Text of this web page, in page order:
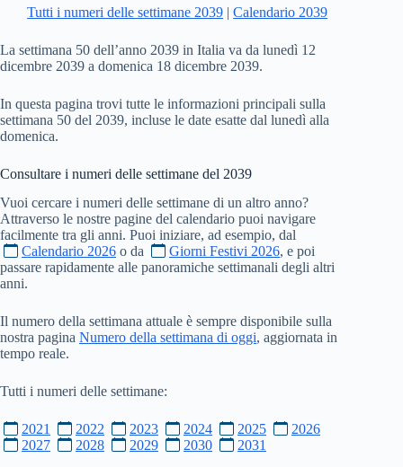
Tutti i numeri delle settimane 2039 |Calendario 2039
La settimana 50 dell’anno 2039 in Italia va da lunedì 12
dicembre 2039 a domenica 18 dicembre 2039.
In questa pagina trovi tutte le informazioni principali sulla
settimana 50 del 2039, incluse le date esatte dal lunedì alla
domenica.
Consultare i numeri delle settimane del 2039
Vuoi cercare i numeri delle settimane di un altro anno?
Attraverso le nostre pagine del calendario puoi navigare
facilmente tra gli anni. Puoi iniziare, ad esempio, dal
Calendario 2026 o da Giorni Festivi 2026, e poi
passare rapidamente alle panoramiche settimanali degli altri
anni.
Il numero della settimana attuale è sempre disponibile sulla
nostra pagina Numero della settimana di oggi, aggiornata in
tempo reale.
Tutti i numeri delle settimane:
2021 2022 2023 2024 2025
2026
2027
2028 2029 2030 2031